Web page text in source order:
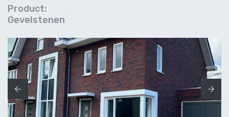
Product:
Gevelstenen